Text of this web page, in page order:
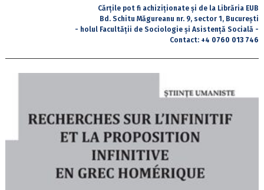
Cărțile pot fi achiziționate și de la Librăria EUB
Bd. Schitu Măgureanu nr. 9, sector 1, București
- holul Facultății de Sociologie și Asistență Socială -
Contact: +4 0760 013 746